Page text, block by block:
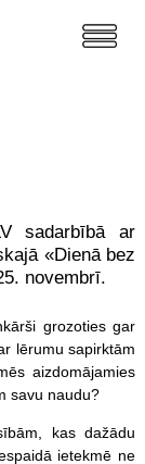
sadarbībā ar
«Dienā bez
novembrī.
grozoties gar
lērumu sapirktām
aizdomājamies
savu naudu?
kas dažādu
ietekmē ne